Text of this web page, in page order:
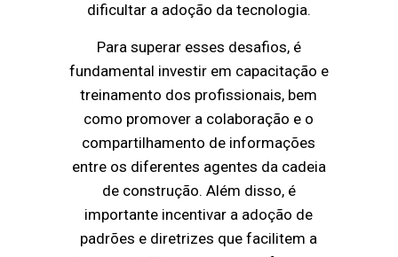
dificultar a adoção da tecnologia.
Para superar esses desafios, é
fundamental investir em capacitação e
treinamento dos profissionais, bem
como promover a colaboração e o
compartilhamento de informações
entre os diferentes agentes da cadeia
de construção. Além disso, é
importante incentivar a adoção de
padrões e diretrizes que facilitem a